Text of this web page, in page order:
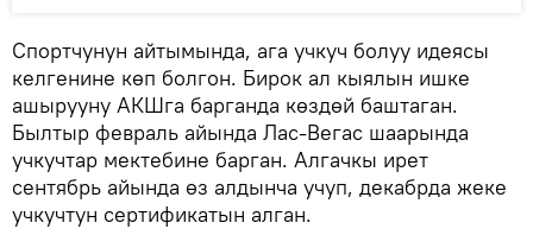
Спортчунун айтымында, ага учкуч болуу идеясы
келгенине көп болгон. Бирок ал кыялын ишке
ашырууну АКШга барганда көздөй баштаган.
Былтыр февраль айында Лас-Вегас шаарында
учкучтар мектебине барган. Алгачкы ирет
сентябрь айында өз алдынча учуп, декабрда жеке
учкучтун сертификатын алган.